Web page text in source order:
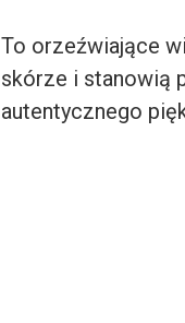
To orzeźwiające
skórze i stanowią
autentycznego